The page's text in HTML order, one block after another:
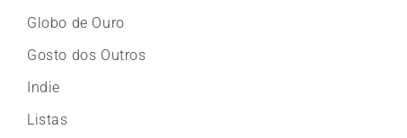
Globo de Ouro
Gosto dos Outros
Indie
Listas